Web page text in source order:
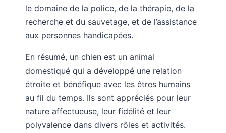
le domaine de la police, de la thérapie, de la
recherche et du sauvetage, et de l’assistance
aux personnes handicapées.
En résumé, un chien est un animal
domestiqué qui a développé une relation
étroite et bénéfique avec les êtres humains
au fil du temps. Ils sont appréciés pour leur
nature affectueuse, leur fidélité et leur
polyvalence dans divers rôles et activités.